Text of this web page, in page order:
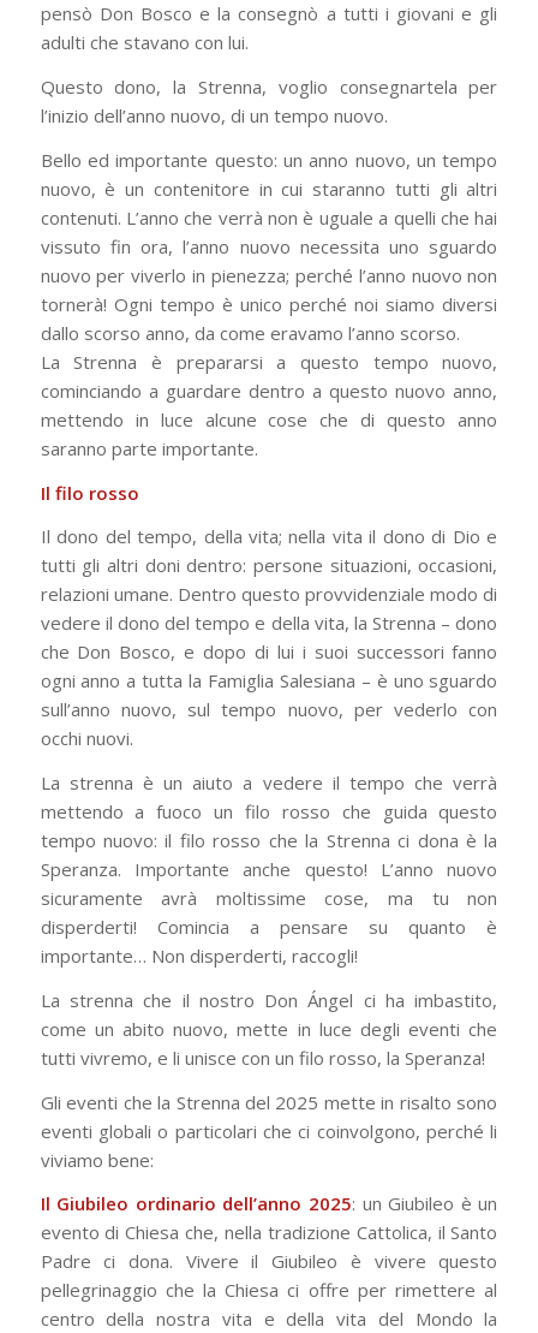
pensò Don Bosco e la consegnò a tutti i giovani e gli
adulti che stavano con lui.
Questo dono, la Strenna, voglio consegnartela per
l’inizio dell’anno nuovo, di un tempo nuovo.
Bello ed importante questo: un anno nuovo, un tempo
nuovo, è un contenitore in cui staranno tutti gli altri
contenuti. L’anno che verrà non è uguale a quelli che hai
vissuto fin ora, l’anno nuovo necessita uno sguardo
nuovo per viverlo in pienezza; perché l’anno nuovo non
tornerà! Ogni tempo è unico perché noi siamo diversi
dallo scorso anno, da come eravamo l’anno scorso.
La Strenna è prepararsi a questo tempo nuovo,
cominciando a guardare dentro a questo nuovo anno,
mettendo in luce alcune cose che di questo anno
saranno parte importante.
Il filo rosso
Il dono del tempo, della vita; nella vita il dono di Dio e
tutti gli altri doni dentro: persone situazioni, occasioni,
relazioni umane. Dentro questo provvidenziale modo di
vedere il dono del tempo e della vita, la Strenna – dono
che Don Bosco, e dopo di lui i suoi successori fanno
ogni anno a tutta la Famiglia Salesiana – è uno sguardo
sull’anno nuovo, sul tempo nuovo, per vederlo con
occhi nuovi.
La strenna è un aiuto a vedere il tempo che verrà
mettendo a fuoco un filo rosso che guida questo
tempo nuovo: il filo rosso che la Strenna ci dona è la
Speranza. Importante anche questo! L’anno nuovo
sicuramente avrà moltissime cose, ma tu non
disperderti! Comincia a pensare su quanto è
importante… Non disperderti, raccogli!
La strenna che il nostro Don Ángel ci ha imbastito,
come un abito nuovo, mette in luce degli eventi che
tutti vivremo, e li unisce con un filo rosso, la Speranza!
Gli eventi che la Strenna del 2025 mette in risalto sono
eventi globali o particolari che ci coinvolgono, perché li
viviamo bene:
Il Giubileo ordinario dell’anno 2025: un Giubileo è un
evento di Chiesa che, nella tradizione Cattolica, il Santo
Padre ci dona. Vivere il Giubileo è vivere questo
pellegrinaggio che la Chiesa ci offre per rimettere al
centro della nostra vita e della vita del Mondo la